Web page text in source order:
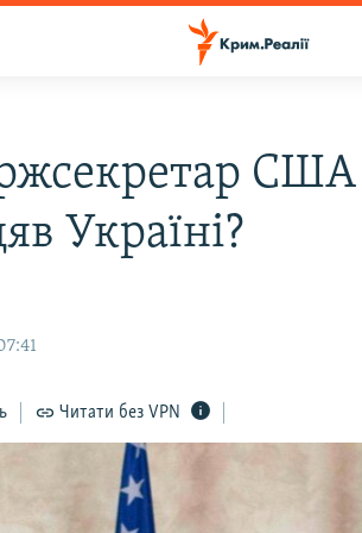
США
Україні?
Читати без VPN